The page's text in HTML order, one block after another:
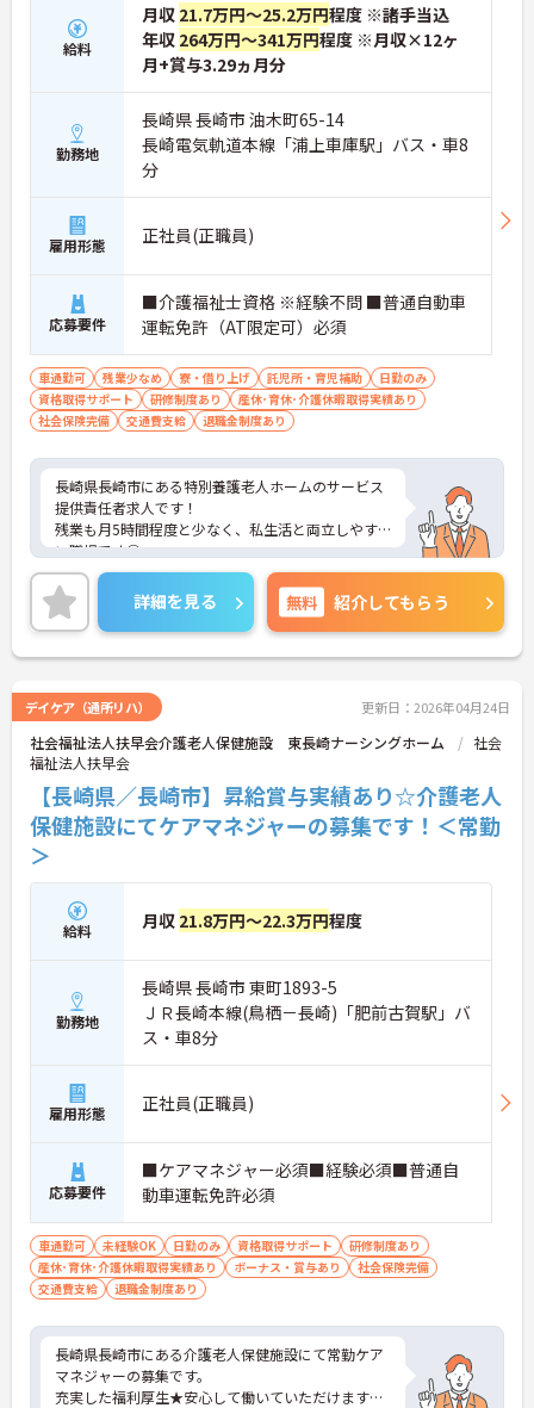
給料
月収 21.7万円～25.2万円程度 ※諸手当込
年収 264万円～341万円程度 ※月収×12ヶ
月+賞与3.29ヵ月分
勤務地
長崎県 長崎市 油木町65-14
長崎電気軌道本線「浦上車庫駅」バス・車8
分
雇用形態 正社員(正職員)
応募要件
■介護福祉士資格 ※経験不問 ■普通自動車
運転免許（AT限定可）必須
車通勤可 残業少なめ 寮・借り上げ 託児所・育児補助
日勤のみ
資格取得サポート
研修制度あり
産休･育休･介護休暇取得実績あり
社会保険完備
交通費支給 退職金制度あり
長崎県長崎市にある特別養護老人ホームのサービス
提供責任者求人です！
残業も月5時間程度と少なく、私生活と両立しやす
い職場です◎
ご興味ある方には、面接対策ポイントなど、詳細を
お話しいたしますのでお気軽にご相談ください。
詳細を見る 無料 紹介してもらう
デイケア（通所リハ） 更新日：2026年04月24日
社会福祉法人扶早会介護老人保健施設 東長崎ナーシングホーム
社会
福祉法人扶早会
【長崎県／長崎市】昇給賞与実績あり☆介護老人
保健施設にてケアマネジャーの募集です！＜常勤
＞
給料 月収 21.8万円～22.3万円程度
勤務地
長崎県 長崎市 東町1893-5
ＪＲ長崎本線(鳥栖－長崎)「肥前古賀駅」バ
ス・車8分
雇用形態 正社員(正職員)
応募要件
■ケアマネジャー必須■経験必須■普通自
動車運転免許必須
車通勤可 未経験OK 日勤のみ 資格取得サポート
研修制度あり
産休･育休･介護休暇取得実績あり
ボーナス・賞与あり
社会保険完備
交通費支給
退職金制度あり
長崎県長崎市にある介護老人保健施設にて常勤ケア
マネジャーの募集です。
充実した福利厚生★安心して働いていただけます！